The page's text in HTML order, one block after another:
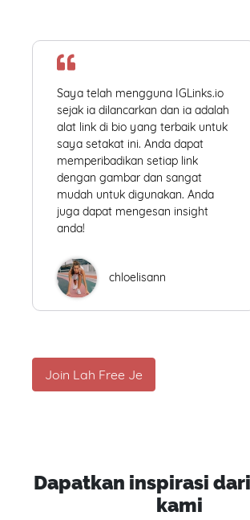
Saya telah mengguna IGLinks.io
sejak ia dilancarkan dan ia adalah
alat link di bio yang terbaik untuk
saya setakat ini. Anda dapat
memperibadikan setiap link
dengan gambar dan sangat
mudah untuk digunakan. Anda
juga dapat mengesan insight
anda!
chloelisann
Join Lah Free Je
Dapatkan inspirasi
kami